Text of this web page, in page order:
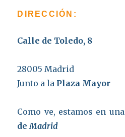
DIRECCIÓN:
Calle de Toledo, 8
28005 Madrid
Junto a la Plaza Mayor
Como ve, estamos en una
deMadrid